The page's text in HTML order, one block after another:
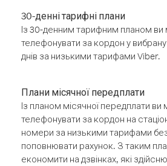
30-денні тарифні плани
Із 30-денним тарифним планом
телефонувати за кордон у
днів за низькими тарифами Viber.
Плани місячної передплати
Із планом місячної передплати
телефонувати за кордон на
номери за низькими тарифами без
поповнювати рахунок. З таким
економити на дзвінках, які